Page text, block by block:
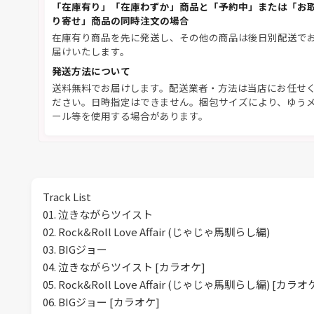
「在庫有り」「在庫わずか」商品と「予約中」または「お
り寄せ」商品の同時注文の場合
在庫有り商品を先に発送し、その他の商品は後日別配送で
届けいたします。
発送方法について
送料無料でお届けします。配送業者・方法は当店にお任せく
ださい。日時指定はできません。梱包サイズにより、ゆうメ
ール等を使用する場合があります。
Track List
01. 泣きながらツイスト
02. Rock&Roll Love Affair (じゃじゃ馬馴らし編)
03. BIGジョー
04. 泣きながらツイスト [カラオケ]
05. Rock&Roll Love Affair (じゃじゃ馬馴らし編) [カラオ
06. BIGジョー [カラオケ]